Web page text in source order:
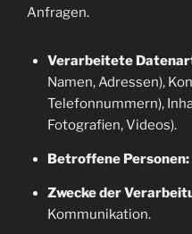
Anfragen.
Verarbeitete
Namen, Adressen),
Telefonnummern),
Fotografien, Videos).
Betroffene Personen:
Zwecke der
Kommunikation.